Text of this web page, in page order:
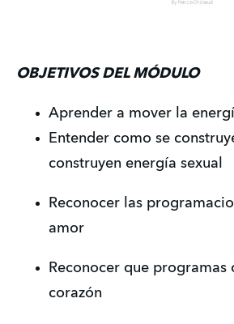
OBJETIVOS DEL MÓDULO
Aprender a mover la
Entender como se
construyen energía sexual
Reconocer las
amor
Reconocer que programas
corazón